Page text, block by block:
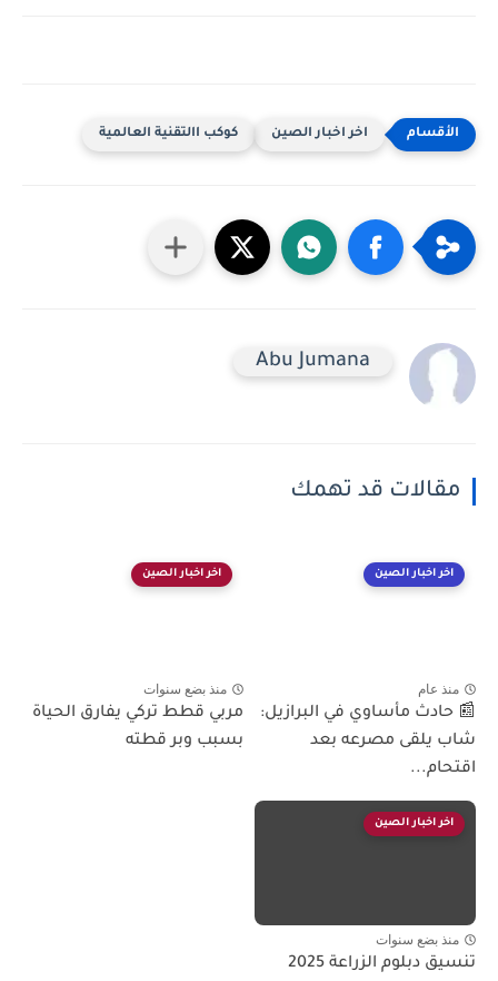
اخر اخبار الصين كوكب االتقنية العالمية
Abu Jumana
مقالات قد تهمك
اخر اخبار الصين
منذ عام
📰 حادث مأساوي في البرازيل:
شاب يلقى مصرعه بعد
اقتحام...
اخر اخبار الصين
منذ بضع سنوات
مربي قطط تركي يفارق الحياة
بسبب وبر قطته
اخر اخبار الصين
منذ بضع سنوات
تنسيق دبلوم الزراعة 2025